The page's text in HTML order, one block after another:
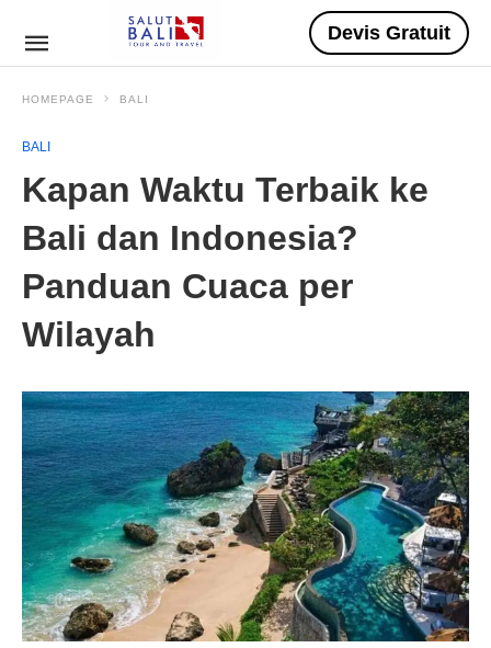
Devis Gratuit
HOMEPAGE BALI
BALI
Kapan Waktu Terbaik ke
Bali dan Indonesia?
Panduan Cuaca per
Wilayah